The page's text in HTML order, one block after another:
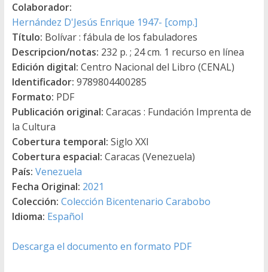
Colaborador:
Hernández D'Jesús Enrique 1947- [comp.]
Título: Bolívar : fábula de los fabuladores
Descripcion/notas: 232 p. ; 24 cm. 1 recurso en línea
Edición digital: Centro Nacional del Libro (CENAL)
Identificador: 9789804400285
Formato: PDF
Publicación original: Caracas : Fundación Imprenta de
la Cultura
Cobertura temporal: Siglo XXI
Cobertura espacial: Caracas (Venezuela)
País: Venezuela
Fecha Original: 2021
Colección: Colección Bicentenario Carabobo
Idioma: Español
Descarga el documento en formato PDF